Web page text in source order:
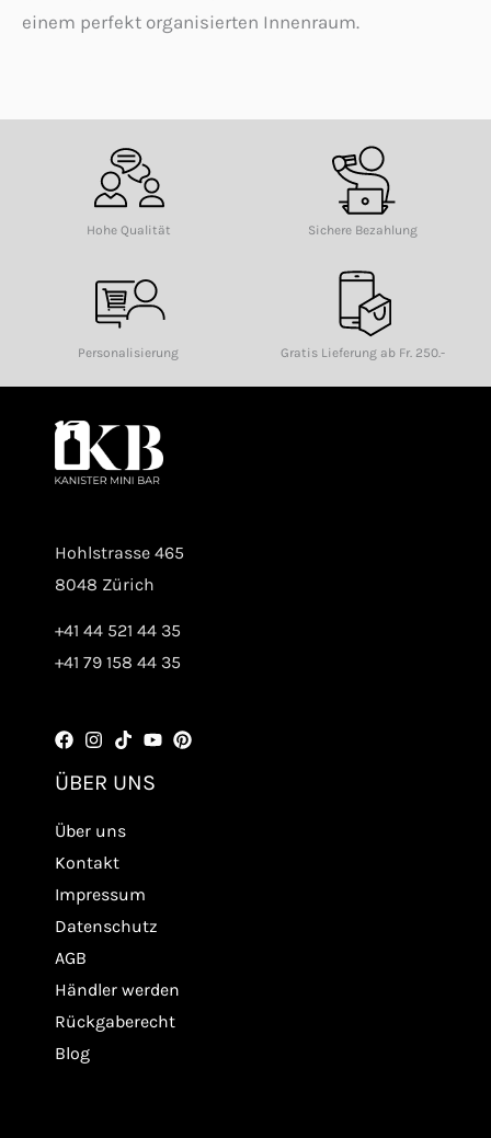
einem perfekt organisierten Innenraum.
Hohe Qualität Sichere Bezahlung
Personalisierung Gratis Lieferung ab Fr. 250.-
Hohlstrasse 465
8048 Zürich
+41 44 521 44 35
+41 79 158 44 35
ÜBER UNS
Über uns
Kontakt
Impressum
Datenschutz
AGB
Händler werden
Rückgaberecht
Blog